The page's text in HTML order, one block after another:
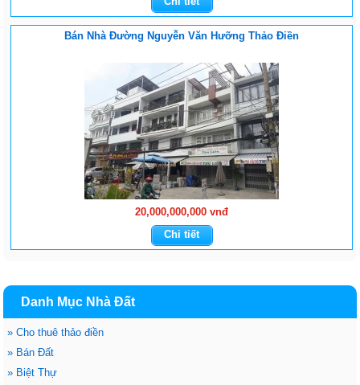
Bán Nhà Đường Nguyễn Văn Hưỡng Thảo Điền
20,000,000,000 vnđ
Chi tiết
Danh Mục Nhà Đất
» Cho thuê thảo điền
» Bán Đất
» Biệt Thự